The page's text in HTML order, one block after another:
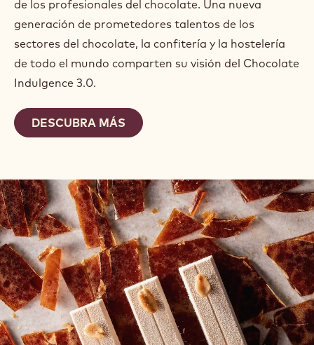
de los profesionales del chocolate. Una nueva
generación de prometedores talentos de los
sectores del chocolate, la confitería y la hostelería
de todo el mundo comparten su visión del Chocolate
Indulgence 3.0.
DESCUBRA MÁS